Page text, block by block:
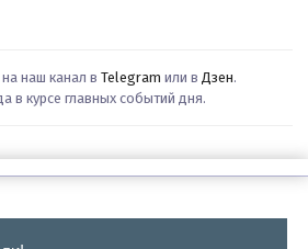
наш канал в Telegram или в Дзен.
в курсе главных событий дня.